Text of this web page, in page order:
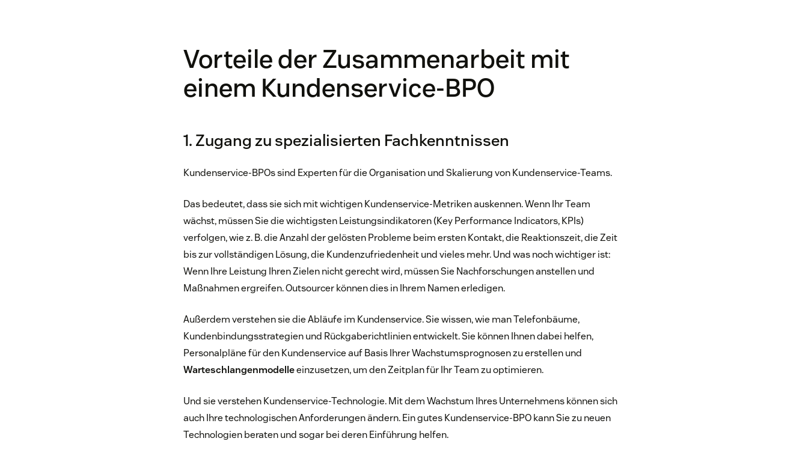
Vorteile der Zusammenarbeit mit
einem Kundenservice-BPO
1. Zugang zu spezialisierten Fachkenntnissen
Kundenservice-BPOs sind Experten für die Organisation und Skalierung von Kundenservice-Teams.
Das bedeutet, dass sie sich mit wichtigen Kundenservice-Metriken auskennen. Wenn Ihr Team
wächst, müssen Sie die wichtigsten Leistungsindikatoren (Key Performance Indicators, KPIs)
verfolgen, wie z. B. die Anzahl der gelösten Probleme beim ersten Kontakt, die Reaktionszeit, die Zeit
bis zur vollständigen Lösung, die Kundenzufriedenheit und vieles mehr. Und was noch wichtiger ist:
Wenn Ihre Leistung Ihren Zielen nicht gerecht wird, müssen Sie Nachforschungen anstellen und
Maßnahmen ergreifen. Outsourcer können dies in Ihrem Namen erledigen.
Außerdem verstehen sie die Abläufe im Kundenservice. Sie wissen, wie man Telefonbäume,
Kundenbindungsstrategien und Rückgaberichtlinien entwickelt. Sie können Ihnen dabei helfen,
Personalpläne für den Kundenservice auf Basis Ihrer Wachstumsprognosen zu erstellen und
Warteschlangenmodelleeinzusetzen, um den Zeitplan für Ihr Team zu optimieren.
Und sie verstehen Kundenservice-Technologie. Mit dem Wachstum Ihres Unternehmens können sich
auch Ihre technologischen Anforderungen ändern. Ein gutes Kundenservice-BPO kann Sie zu neuen
Technologien beraten und sogar bei deren Einführung helfen.